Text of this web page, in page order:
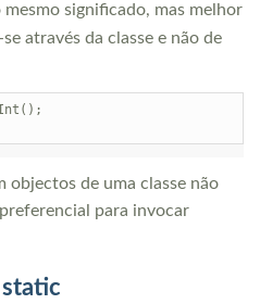
significado, mas melhor
através da classe e não de
();
objectos de uma classe não
para invocar
static